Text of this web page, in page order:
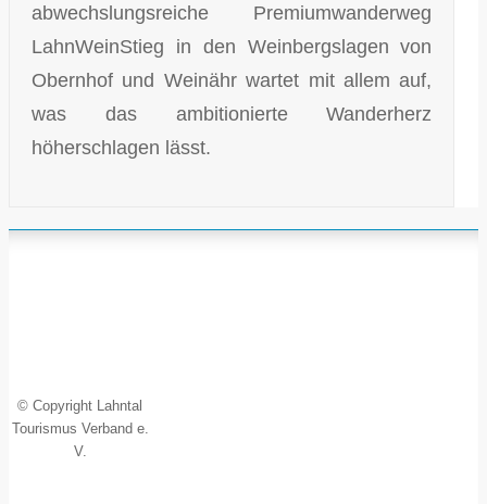
abwechslungsreiche Premiumwanderweg
LahnWeinStieg in den Weinbergslagen von
Obernhof und Weinähr wartet mit allem auf,
was das ambitionierte Wanderherz
höherschlagen lässt.
© Copyright Lahntal
Tourismus Verband e.
V.